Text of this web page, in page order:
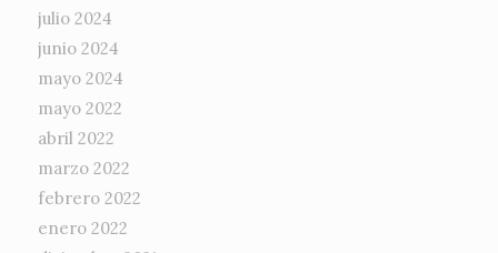
julio 2024
junio 2024
mayo 2024
mayo 2022
abril 2022
marzo 2022
febrero 2022
enero 2022